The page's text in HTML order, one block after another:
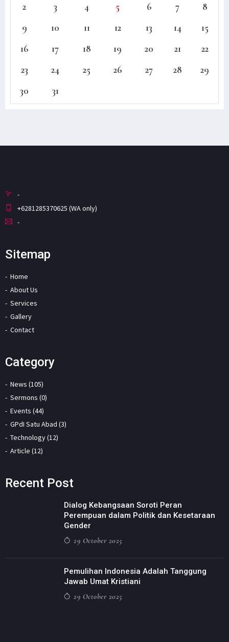
2
3 4 5 6 7
8
9
10 11 12 13 14
15
16
17 18 19 20 21
22
23
24 25 26 27 28
29
30
31
-
+6281285370625 (WA only)
-
Sitemap
Home
About Us
Services
Gallery
Contact
Category
News (105)
Sermons (0)
Events (44)
GPdI Satu Abad (3)
Technology (12)
Article (12)
Recent Post
Dialog Kebangsaan Soroti Peran
Perempuan dalam Politik dan Kesetaraan
Gender
29 October 2025
Pemulihan Indonesia Adalah Tanggung
Jawab Umat Kristiani
29 October 2025